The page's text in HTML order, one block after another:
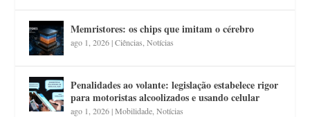
Memristores: os chips que imitam o cérebro
ago 1, 2026|Ciências ,Notícias
Penalidades ao volante: legislação estabelece rigor
para motoristas alcoolizados e usando celular
ago 1, 2026|Mobilidade ,Notícias